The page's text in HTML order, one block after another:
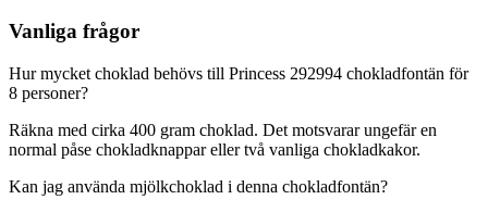
Vanliga frågor
Hur mycket choklad behövs till Princess 292994 chokladfontän för
8 personer?
Räkna med cirka 400 gram choklad. Det motsvarar ungefär en
normal påse chokladknappar eller två vanliga chokladkakor.
Kan jag använda mjölkchoklad i denna chokladfontän?